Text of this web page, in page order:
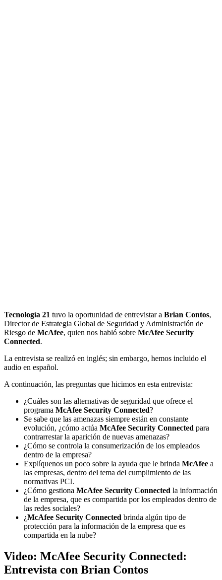
Tecnología 21 tuvo la oportunidad de entrevistar a Brian Contos,
Director de Estrategia Global de Seguridad y Administración de
Riesgo de McAfee, quien nos habló sobre McAfee Security
Connected.
La entrevista se realizó en inglés; sin embargo, hemos incluido el
audio en español.
A continuación, las preguntas que hicimos en esta entrevista:
¿Cuáles son las alternativas de seguridad que ofrece el
programa McAfee Security Connected?
Se sabe que las amenazas siempre están en constante
evolución, ¿cómo actúa McAfee Security Connected para
contrarrestar la aparición de nuevas amenazas?
¿Cómo se controla la consumerización de los empleados
dentro de la empresa?
Explíquenos un poco sobre la ayuda que le brinda McAfee a
las empresas, dentro del tema del cumplimiento de las
normativas PCI.
¿Cómo gestiona McAfee Security Connected la información
de la empresa, que es compartida por los empleados dentro de
las redes sociales?
¿McAfee Security Connected brinda algún tipo de
protección para la información de la empresa que es
compartida en la nube?
Video: McAfee Security Connected:
Entrevista con Brian Contos